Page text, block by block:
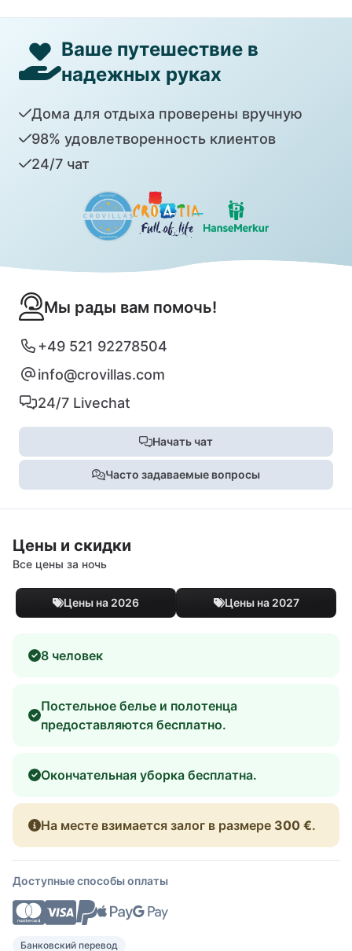
Ваше путешествие в
надежных руках
Дома для отдыха проверены вручную
98% удовлетворенность клиентов
24/7 чат
Мы рады вам помочь!
+49 521 92278504
info@crovillas.com
24/7 Livechat
Начать чат
Часто задаваемые вопросы
Цены и скидки
Все цены за ночь
Цены на 2026 Цены на 2027
8 человек
Постельное белье и полотенца
предоставляются бесплатно.
Окончательная уборка бесплатна.
На месте взимается залог в размере 300 €.
Доступные способы оплаты
Банковский перевод